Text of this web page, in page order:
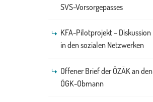
SVS-Vorsorgepasses
KFA-Pilotprojekt – Diskussion
in den sozialen Netzwerken
Offener Brief der ÖZÄK an den
ÖGK-Obmann